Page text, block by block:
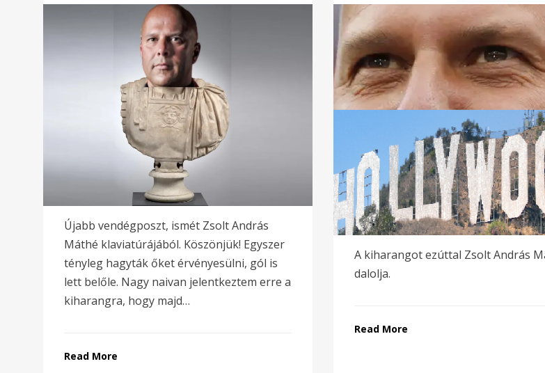
Újabb vendégposzt, ismét Zsolt András
Máthé klaviatúrájából. Köszönjük! Egyszer
tényleg hagyták őket érvényesülni, gól is
lett belőle. Nagy naivan jelentkeztem erre a
kiharangra, hogy majd…
Read More
A kiharangot ezúttal Zsolt András
dalolja.
Read More